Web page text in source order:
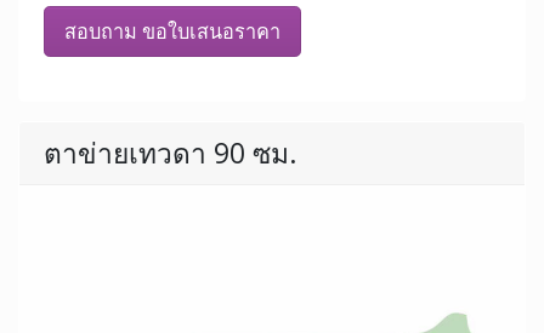
สอบถาม ขอใบเสนอราคา
ตาข่ายเทวดา 90 ซม.